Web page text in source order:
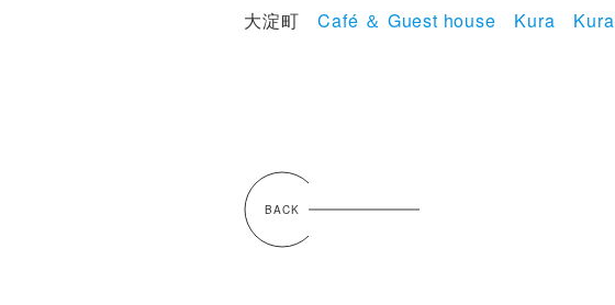
大淀町Café ＆ Guest house Kura Kura
BACK